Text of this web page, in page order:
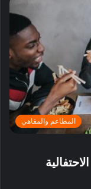
المطاعم والمقاهي